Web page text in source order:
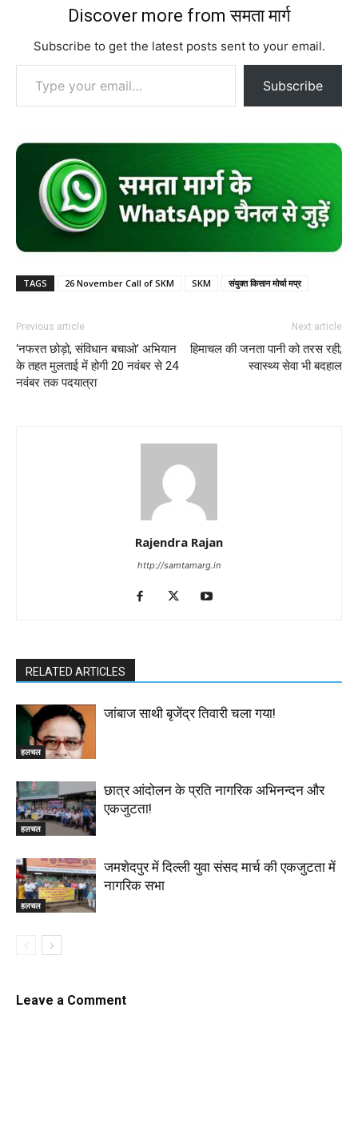
Discover more from समता मार्ग
Subscribe to get the latest posts sent to your email.
Type your email…
Subscribe
TAGS 26 November Call of SKM SKM संयुक्त किसान मोर्चा मप्र
Previous article
‘नफरत छोड़ो, संविधान बचाओ’ अभियान
के तहत मुलताई में होगी 20 नवंबर से 24
नवंबर तक पदयात्रा
Next article
हिमाचल की जनता पानी को तरस रही;
स्वास्थ्य सेवा भी बदहाल
Rajendra Rajan
http://samtamarg.in
RELATED ARTICLES
हलचल
जांबाज साथी बृजेंद्र तिवारी चला गया!
हलचल
छात्र आंदोलन के प्रति नागरिक अभिनन्दन और
एकजुटता!
हलचल
जमशेदपुर में दिल्ली युवा संसद मार्च की एकजुटता में
नागरिक सभा
Leave a Comment